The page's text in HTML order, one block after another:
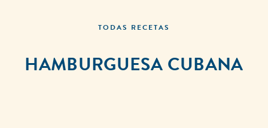
TODAS RECETAS
HAMBURGUESA CUBANA